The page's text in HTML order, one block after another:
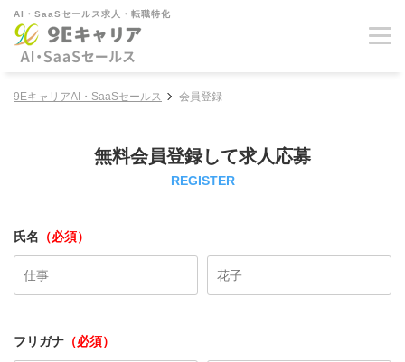
AI・SaaSセールス求人・転職特化
9EキャリアAI・SaaSセールス 会員登録
無料会員登録して求人応募
REGISTER
氏名 （必須）
フリガナ （必須）